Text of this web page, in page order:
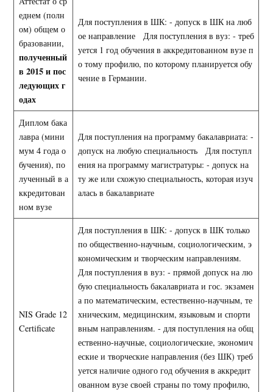
еднем (полн
ом) общем о
бразовании,
полученный
в 2015 и пос
ледующих г
одах
Для поступления в ШК: - допуск в ШК на люб
ое направление Для поступления в вуз: - треб
уется 1 год обучения в аккредитованном вузе п
о тому профилю, по которому планируется обу
чение в Германии.
Диплом бака
лавра (мини
мум 4 года о
бучения), по
лученный в а
ккредитован
ном вузе
Для поступления на программу бакалавриата: -
допуск на любую специальность Для поступл
ения на программу магистратуры: - допуск на
ту же или схожую специальность, которая изуч
алась в бакалавриате
NIS Grade 12
Certificate
Для поступления в ШК: - допуск в ШК только
по общественно-научным, социологическим, э
кономическим и творческим направлениям.
Для поступления в вуз: - прямой допуск на лю
бую специальность бакалавриата и гос. экзамен
а по математическим, естественно-научным, те
хническим, медицинским, языковым и спорти
вным направлениям. - для поступления на общ
ественно-научные, социологические, экономич
еские и творческие направления (без ШК) треб
уется наличие одного год обучения в аккредит
ованном вузе своей страны по тому профилю,